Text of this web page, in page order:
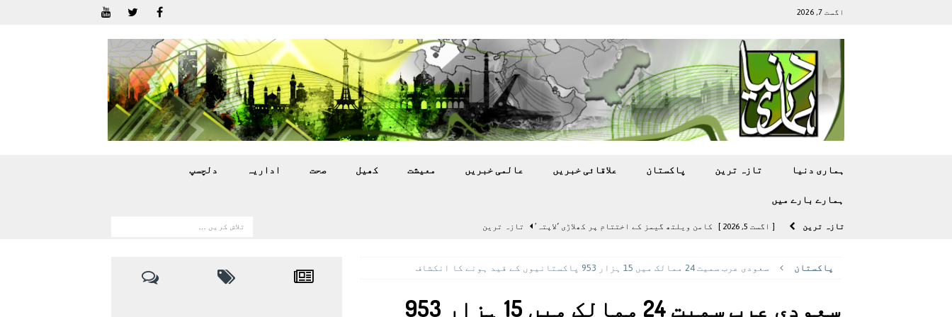
اگست 7, 2026
ہماری دنیا تازہ ترين پاکستان علاقائی خبريں عالمی خبريں معيشت کھيل صحت اداريہ دلچسپ
ہمارے بارے ميں
تازہ ترين [ اگست 4, 2026 ] سی ڈی اے نے کرکٹ اسٹیڈیم پر کام جلد شروع کرنے کا فیصلہ کر لیا
[ اگست 3, 2026 ] سام سنگ گلیکسی ایس 27 الٹرا سے ایک کیمرا ہٹا دے گا. تازہ ترين
فیصل قریشی کا مطالبہ: غیر ملکی پروڈکشنز پر مقامی مواد کو ترجیح دی جائے
پاکستان سعودی عرب سمیت 24 ممالک میں 15 ہزار 953 پاکستانیوں کے قید ہونے کا انکشاف
سعودی عرب سمیت 24 ممالک میں 15 ہزار 953